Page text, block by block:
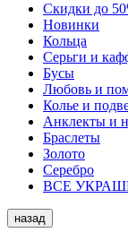
Скидки до
Новинки
Кольца
Серьги и
Бусы
Любовь и
Колье и
Анклекты и
Браслеты
Золото
Серебро
ВСЕ
назад